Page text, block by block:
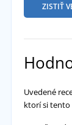
ZISTIŤ
Uvedené
ktorí si